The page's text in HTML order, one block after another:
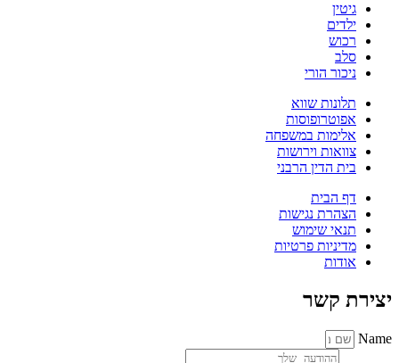
גיטין
ילדים
רכוש
סלב
ניכור הורי
תלונות שווא
אפוטרופוסות
אלימות במשפחה
צוואות וירושות
בית הדין הרבני
דף הבית
הצהרת נגישות
תנאי שימוש
מדיניות פרטיות
אודות
יצירת קשר
Name